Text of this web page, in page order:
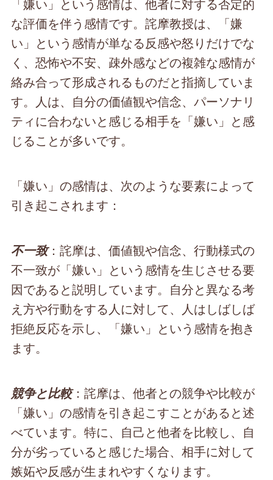
な評価を伴う感情です。詫摩教授は、「嫌
い」という感情が単なる反感や怒りだけでな
く、恐怖や不安、疎外感などの複雑な感情が
絡み合って形成されるものだと指摘していま
す。人は、自分の価値観や信念、パーソナリ
ティに合わないと感じる相手を「嫌い」と感
じることが多いです。
「嫌い」の感情は、次のような要素によって
引き起こされます：
不一致：詫摩は、価値観や信念、行動様式の
不一致が「嫌い」という感情を生じさせる要
因であると説明しています。自分と異なる考
え方や行動をする人に対して、人はしばしば
拒絶反応を示し、「嫌い」という感情を抱き
ます。
競争と比較：詫摩は、他者との競争や比較が
「嫌い」の感情を引き起こすことがあると述
べています。特に、自己と他者を比較し、自
分が劣っていると感じた場合、相手に対して
嫉妬や反感が生まれやすくなります。